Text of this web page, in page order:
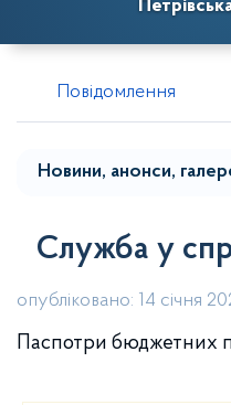
Повідомлення
Служба у
опубліковано: 14 січня
Паспотри бюджетних
Новини, анонси,
Повідомлення
`Петрівська громада`
Мапа розділу сайту